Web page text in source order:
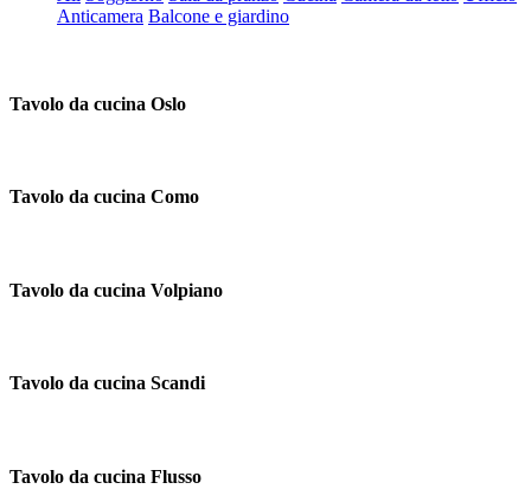
Anticamera Balcone e giardino
Tavolo da cucina Oslo
Tavolo da cucina Como
Tavolo da cucina Volpiano
Tavolo da cucina Scandi
Tavolo da cucina Flusso